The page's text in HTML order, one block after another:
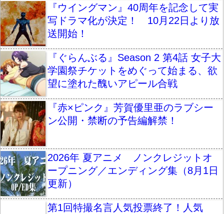
『ウイングマン』40周年を記念して実
写ドラマ化が決定！ 10月22日より放
送開始！
『ぐらんぶる』Season 2 第4話 女子大
学園祭チケットをめぐって始まる、欲
望に塗れた醜いアピール合戦
『赤×ピンク』芳賀優里亜のラブシー
ン公開・禁断の予告編解禁！
2026年 夏アニメ ノンクレジットオ
ープニング／エンディング集（8月1日
更新）
第1回特撮名言人気投票終了！人気